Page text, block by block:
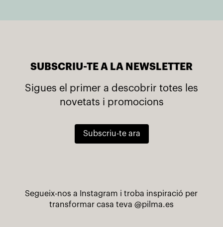
SUBSCRIU-TE A LA NEWSLETTER
Sigues el primer a descobrir totes les
novetats i promocions
Subscriu-te ara
Segueix-nos a Instagram i troba inspiració per
transformar casa teva @pilma.es